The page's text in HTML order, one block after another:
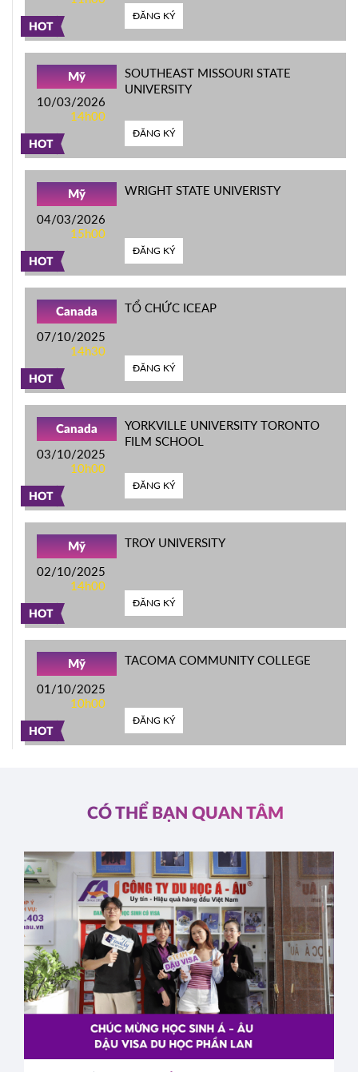
HOT
ĐĂNG KÝ
HOT
Mỹ
10/03/2026
14h00
SOUTHEAST MISSOURI STATE
UNIVERSITY
ĐĂNG KÝ
HOT
Mỹ
04/03/2026
15h00
WRIGHT STATE UNIVERISTY
ĐĂNG KÝ
HOT
Canada
07/10/2025
14h30
TỔ CHỨC ICEAP
ĐĂNG KÝ
HOT
Canada
03/10/2025
10h00
YORKVILLE UNIVERSITY TORONTO
FILM SCHOOL
ĐĂNG KÝ
HOT
Mỹ
02/10/2025
14h00
TROY UNIVERSITY
ĐĂNG KÝ
HOT
Mỹ
01/10/2025
10h00
TACOMA COMMUNITY COLLEGE
ĐĂNG KÝ
CÓ THỂ BẠN QUAN TÂM